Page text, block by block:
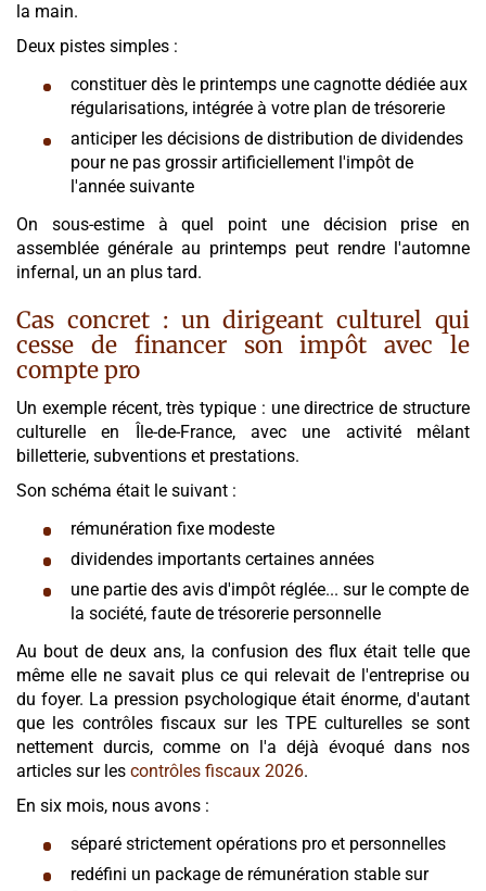
la main.
Deux pistes simples :
constituer dès le printemps une cagnotte dédiée aux
régularisations, intégrée à votre plan de trésorerie
anticiper les décisions de distribution de dividendes
pour ne pas grossir artificiellement l'impôt de
l'année suivante
On sous-estime à quel point une décision prise en
assemblée générale au printemps peut rendre l'automne
infernal, un an plus tard.
Cas concret : un dirigeant culturel qui
cesse de financer son impôt avec le
compte pro
Un exemple récent, très typique : une directrice de structure
culturelle en Île-de-France, avec une activité mêlant
billetterie, subventions et prestations.
Son schéma était le suivant :
rémunération fixe modeste
dividendes importants certaines années
une partie des avis d'impôt réglée... sur le compte de
la société, faute de trésorerie personnelle
Au bout de deux ans, la confusion des flux était telle que
même elle ne savait plus ce qui relevait de l'entreprise ou
du foyer. La pression psychologique était énorme, d'autant
que les contrôles fiscaux sur les TPE culturelles se sont
nettement durcis, comme on l'a déjà évoqué dans nos
articles sur les contrôles fiscaux 2026.
En six mois, nous avons :
séparé strictement opérations pro et personnelles
redéfini un package de rémunération stable sur